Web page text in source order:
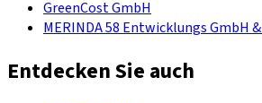
GreenCost GmbH
MERINDA 58 Entwicklungs GmbH &
Entdecken Sie auch